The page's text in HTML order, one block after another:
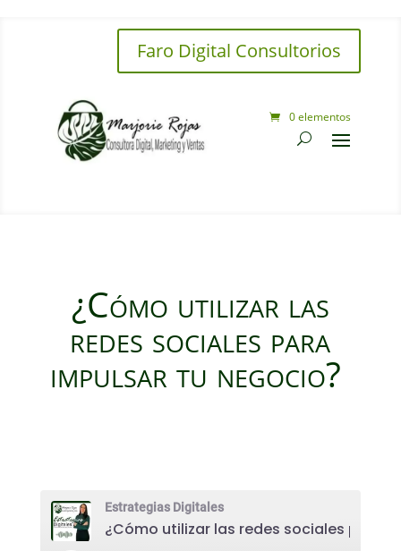
Faro Digital Consultorios
0 elementos
¿Cómo utilizar las
redes sociales para
impulsar tu negocio?
Estrategias Digitales